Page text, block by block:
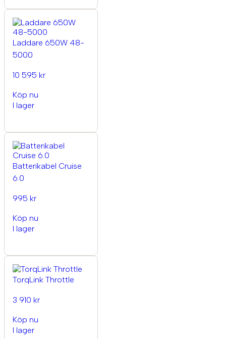
Laddare 650W 48-
5000
10 595 kr
Köp nu
I lager
Batterikabel Cruise
6.0
995 kr
Köp nu
I lager
TorqLink Throttle
3 910 kr
Köp nu
I lager